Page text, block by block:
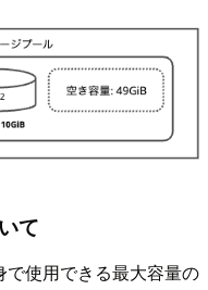
て
使用できる最大容量の